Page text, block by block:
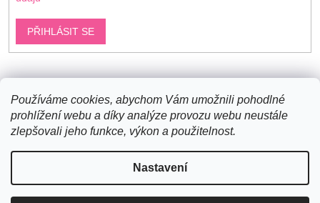
Používáme cookies, abychom Vám umožnili pohodlné
prohlížení webu a díky analýze provozu webu neustále
zlepšovali jeho funkce, výkon a použitelnost.
Nastavení
PŘIHLÁSIT SE
Copyright 2026Bavlněné šňůry. Všechna práva vyhrazena.